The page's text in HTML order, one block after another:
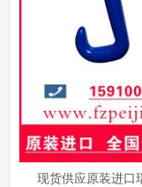
现货供应原装进口